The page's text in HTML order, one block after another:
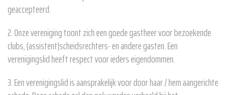
geaccepteerd.
2. Onze vereniging toont zich een goede gastheer voor bezoekende
clubs, (assistent)scheidsrechters- en andere gasten. Een
verenigingslid heeft respect voor ieders eigendommen.
3. Een verenigingslid is aansprakelijk voor door haar / hem aangerichte